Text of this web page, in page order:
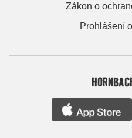
Zákon o
Prohlášení